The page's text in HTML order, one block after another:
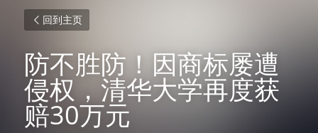
回到主页
防不胜防！因商标屡遭
侵权，清华大学再度获
赔30万元